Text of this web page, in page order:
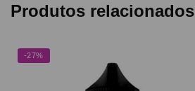
Produtos relacionados
-27%